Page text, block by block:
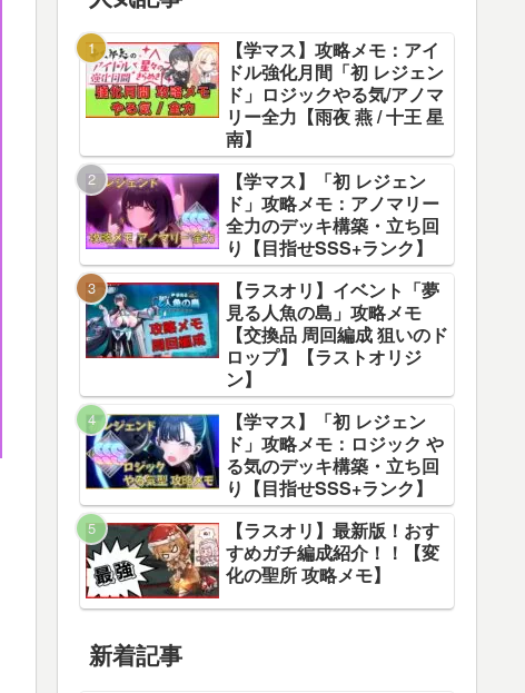
【学マス】攻略メモ：アイ
ドル強化月間「初 レジェン
ド」ロジックやる気/アノマ
リー全力【雨夜 燕 / 十王 星
南】
【学マス】「初 レジェン
ド」攻略メモ：アノマリー
全力のデッキ構築・立ち回
り【目指せSSS+ランク】
【ラスオリ】イベント「夢
見る人魚の島」攻略メモ
【交換品 周回編成 狙いのド
ロップ】【ラストオリジ
ン】
【学マス】「初 レジェン
ド」攻略メモ：ロジック や
る気のデッキ構築・立ち回
り【目指せSSS+ランク】
【ラスオリ】最新版！おす
すめガチ編成紹介！！【変
化の聖所 攻略メモ】
新着記事